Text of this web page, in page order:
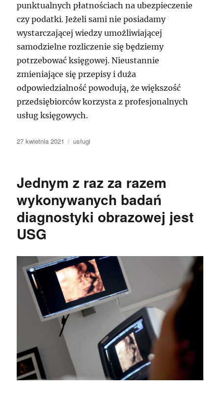
punktualnych płatnościach na ubezpieczenie
czy podatki. Jeżeli sami nie posiadamy
wystarczającej wiedzy umożliwiającej
samodzielne rozliczenie się będziemy
potrzebować księgowej. Nieustannie
zmieniające się przepisy i duża
odpowiedzialność powodują, że większość
przedsiębiorców korzysta z profesjonalnych
usług księgowych.
Data
27 kwietnia 2021 Kategorie
usługi
Jednym z raz za razem
wykonywanych badań
diagnostyki obrazowej jest
USG